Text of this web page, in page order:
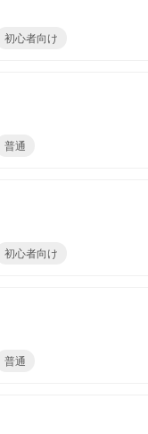
初心者向け
普通
初心者向け
普通